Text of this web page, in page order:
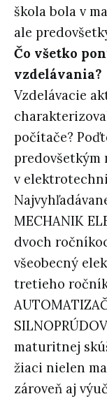
škola bola v
ale
Čo všetko
vzdelávania?
Vzdelávacie
počítače?
predovšetkým
v
MECHANIK
dvoch
všeobecný
tretieho
maturitnej
žiaci nielen
zároveň aj